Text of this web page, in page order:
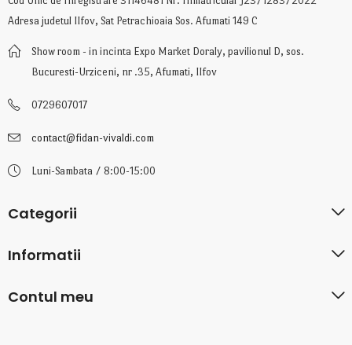
Adresa judetul Ilfov, Sat Petrachioaia Sos. Afumati 149 C
Show room - in incinta Expo Market Doraly, pavilionul D, sos.
Bucuresti-Urziceni, nr .35, Afumati, Ilfov
0729607017
contact@fidan-vivaldi.com
Luni-Sambata / 8:00-15:00
Categorii
Informatii
Contul meu